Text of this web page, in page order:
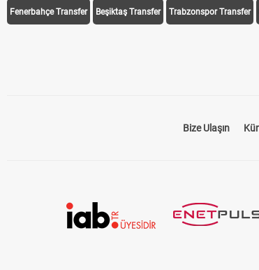
Fenerbahçe Transfer Beşiktaş Transfer Trabzonspor Transfer
Bize Ulaşın